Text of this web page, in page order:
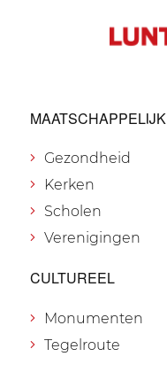
MAATSCHAPPELIJK
Gezondheid
Kerken
Scholen
Verenigingen
CULTUREEL
Monumenten
Tegelroute